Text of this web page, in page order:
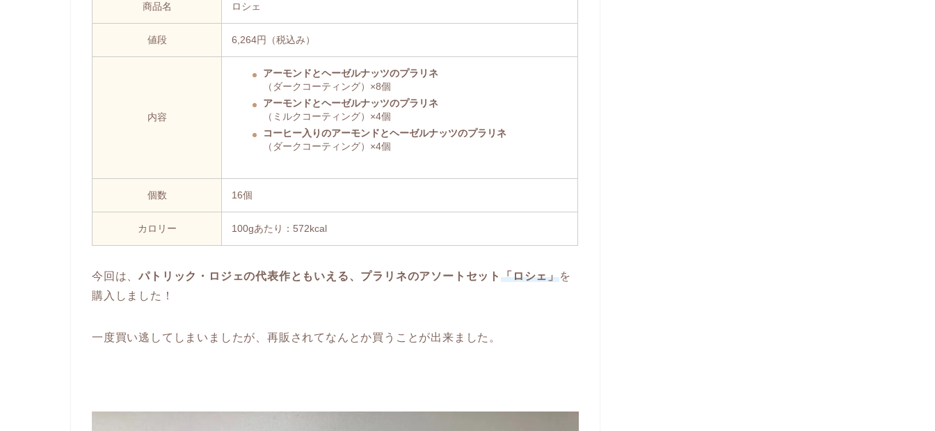
商品名 ロシェ
値段 6,264円（税込み）
内容
アーモンドとヘーゼルナッツのプラリネ
（ダークコーティング）×8個
アーモンドとヘーゼルナッツのプラリネ
（ミルクコーティング）×4個
コーヒー入りのアーモンドとヘーゼルナッツのプラリネ
（ダークコーティング）×4個
個数 16個
カロリー 100gあたり：572kcal
今回は、パトリック・ロジェの代表作ともいえる、プラリネのアソートセット「ロシェ」を
購入しました！
一度買い逃してしまいましたが、再販されてなんとか買うことが出来ました。